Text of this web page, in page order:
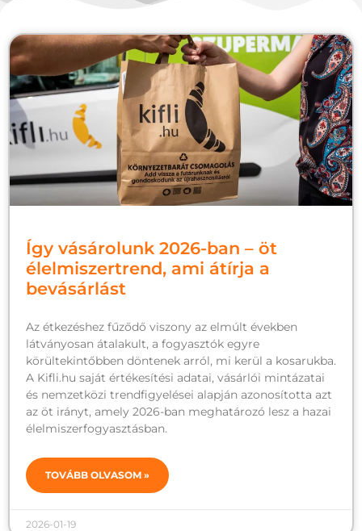
Így vásárolunk 2026-ban – öt
élelmiszertrend, ami átírja a
bevásárlást
Az étkezéshez fűződő viszony az elmúlt években
látványosan átalakult, a fogyasztók egyre
körültekintőbben döntenek arról, mi kerül a kosarukba.
A Kifli.hu saját értékesítési adatai, vásárlói mintázatai
és nemzetközi trendfigyelései alapján azonosította azt
az öt irányt, amely 2026-ban meghatározó lesz a hazai
élelmiszerfogyasztásban.
TOVÁBB OLVASOM »
2026-01-19